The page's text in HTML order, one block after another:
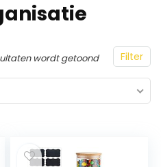
Filter
wordt getoond